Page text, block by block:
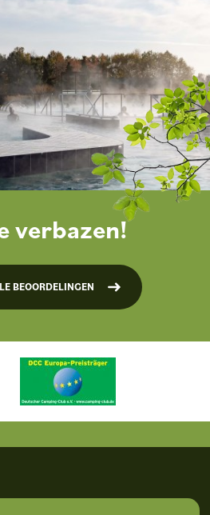
verbazen!
BEOORDELINGEN